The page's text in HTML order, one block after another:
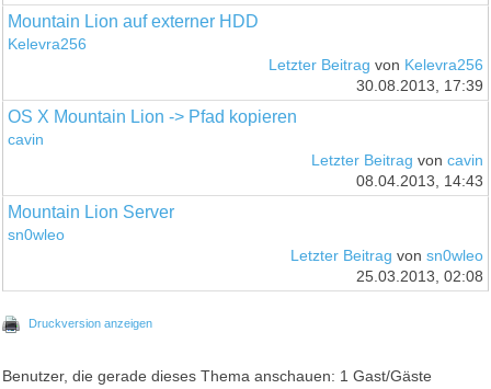
Mountain Lion auf externer HDD
Kelevra256
Letzter Beitrag von Kelevra256
30.08.2013, 17:39
OS X Mountain Lion -> Pfad kopieren
cavin
Letzter Beitrag von cavin
08.04.2013, 14:43
Mountain Lion Server
sn0wleo
Letzter Beitrag von sn0wleo
25.03.2013, 02:08
Druckversion anzeigen
Benutzer, die gerade dieses Thema anschauen: 1 Gast/Gäste